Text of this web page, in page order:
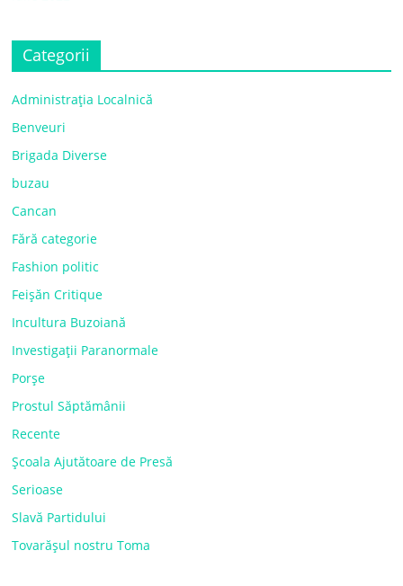
Categorii
Administrația Localnică
Benveuri
Brigada Diverse
buzau
Cancan
Fără categorie
Fashion politic
Feișăn Critique
Incultura Buzoiană
Investigații Paranormale
Porșe
Prostul Săptămânii
Recente
Școala Ajutătoare de Presă
Serioase
Slavă Partidului
Tovarășul nostru Toma